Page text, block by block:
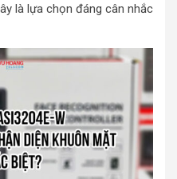
là lựa chọn đáng cân nhắc